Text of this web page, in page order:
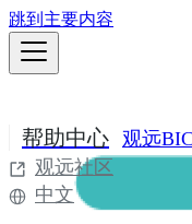
跳到主要内容
帮助中心 观远BI
观远社区
中文